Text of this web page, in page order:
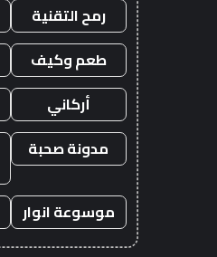
رمح التقنية
طعم وكيف
أركاني
مدونة صحبة
موسوعة انوار